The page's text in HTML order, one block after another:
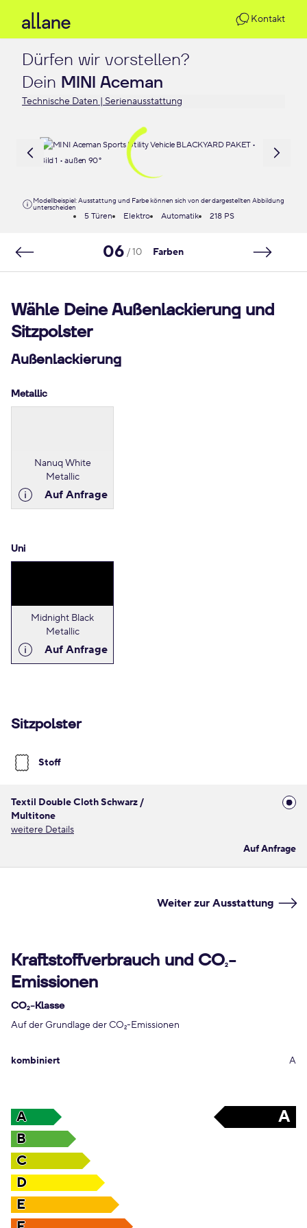
Kontakt
Dürfen wir vorstellen?
Dein MINI Aceman
Technische Daten | Serienausstattung
Modellbeispiel: Ausstattung und Farbe können sich von der dargestellten Abbildung
unterscheiden
5 Türen Elektro Automatik 218 PS
06 / 10 Farben
Wähle Deine Außenlackierung und
Sitzpolster
Außenlackierung
Metallic
Nanuq White
Metallic
Auf Anfrage
Uni
Midnight Black
Metallic
Auf Anfrage
Sitzpolster
Stoff
Textil Double Cloth Schwarz /
Multitone
weitere Details
Auf Anfrage
Weiter zur Ausstattung
Kraftstoffverbrauch und CO2-
Emissionen
CO2-Klasse
Auf der Grundlage der CO2-Emissionen
kombiniert A
A A
B
C
D
E